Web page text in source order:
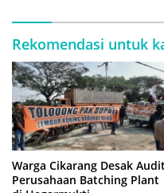
Rekomendasi untuk
Warga Cikarang Desak
Perusahaan Batching Plant